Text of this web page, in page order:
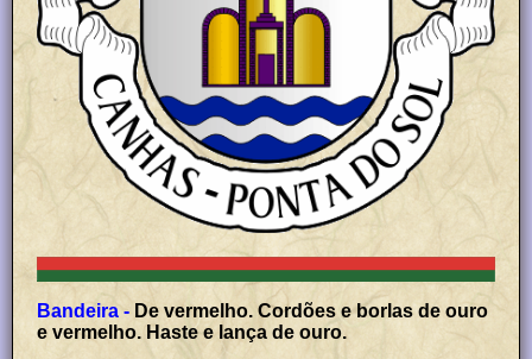
Bandeira - De vermelho. Cordões e borlas de ouro
e vermelho. Haste e lança de ouro.